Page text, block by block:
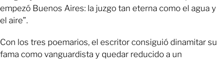
empezó Buenos Aires: la juzgo tan eterna como el agua y
el aire”.
Con los tres poemarios, el escritor consiguió dinamitar su
fama como vanguardista y quedar reducido a un